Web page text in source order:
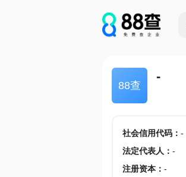
88查
-
社会信用代码： -
法定代表人 ： -
注册资本： -